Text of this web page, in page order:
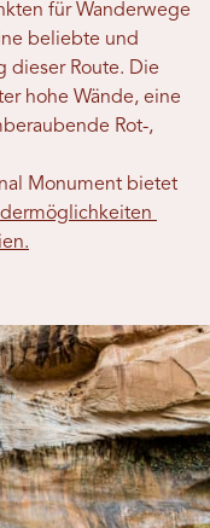
für Wanderwege
beliebte und
dieser Route. Die
hohe Wände, eine
Rot-,
Monument bietet